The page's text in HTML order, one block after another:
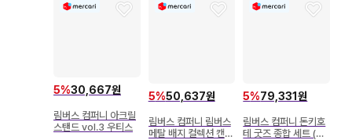
5%30,667원
림버스 컴퍼니 아크릴
스탠드 vol.3 우티스
5%50,637원
림버스 컴퍼니 림버스
메탈 배지 컬렉션 캔뱃
5%79,331원
림버스 컴퍼니 돈키호
테 굿즈 종합 세트 (2